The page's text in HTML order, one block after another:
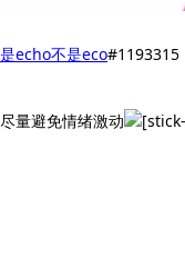
是echo不是eco#1193315
尽量避免情绪激动